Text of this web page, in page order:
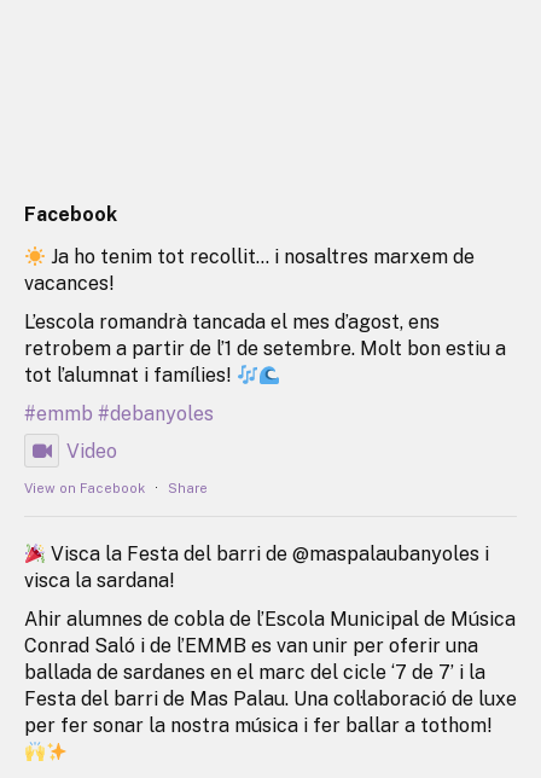
Facebook
Ja ho tenim tot recollit… i nosaltres marxem de
vacances!
L’escola romandrà tancada el mes d’agost, ens
retrobem a partir de l’1 de setembre. Molt bon estiu a
tot l’alumnat i famílies!
#emmb #debanyoles
Video
View on Facebook · Share
Visca la Festa del barri de @maspalaubanyoles i
visca la sardana!
Ahir alumnes de cobla de l’Escola Municipal de Música
Conrad Saló i de l’EMMB es van unir per oferir una
ballada de sardanes en el marc del cicle ‘7 de 7’ i la
Festa del barri de Mas Palau. Una col·laboració de luxe
per fer sonar la nostra música i fer ballar a tothom!